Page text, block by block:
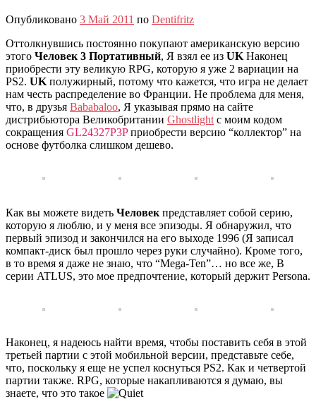
Опубликовано 3 Май 2011 по Dentifritz
Оттолкнувшись постоянно покупают американскую версию
этого Человек 3 Портативный, Я взял ее из UKНаконец
приобрести эту великую RPG, которую я уже 2 вариации на
PS2. UKполужирный, потому что кажется, что игра не делает
нам честь распределение во Франции. Не проблема для меня,
что, в друзья Bababaloo, Я указывая прямо на сайте
дистрибьютора Великобритании Ghostlightс моим кодом
сокращения GL24327P3Pприобрести версию “коллектор” на
основе футболка слишком дешево.
Как вы можете видеть Человекпредставляет собой серию,
которую я люблю, и у меня все эпизоды. Я обнаружил, что
первый эпизод и закончился на его выходе 1996 (Я записал
компакт-диск был прошло через руки случайно). Кроме того,
в то время я даже не знаю, что “Mega-Ten”… но все же, В
серии ATLUS, это мое предпочтение, который держит Persona.
Наконец, я надеюсь найти время, чтобы поставить себя в этой
третьей партии с этой мобильной версии, представьте себе,
что, поскольку я еще не успел коснуться PS2. Как и четвертой
партии также. RPG, которые накапливаются я думаю, вы
знаете, что это такое